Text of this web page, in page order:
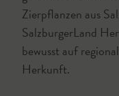
Zierpflanzen aus
SalzburgerLand
bewusst auf
Herkunft.